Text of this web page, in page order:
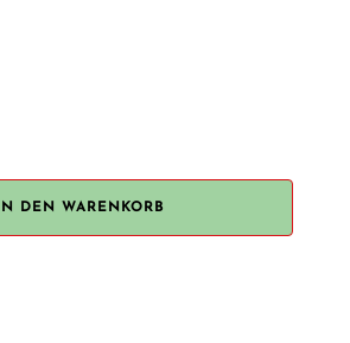
IN DEN WARENKORB